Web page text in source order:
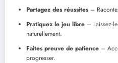
Partagez des réussites–
Pratiquez le jeu libre – Laissez-
naturellement.
Faites preuve de patience –
progresser.